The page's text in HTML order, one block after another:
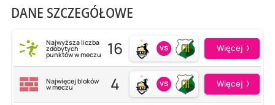
DANE SZCZEGÓŁOWE
Najwyższa liczba
zdobytych
punktów w meczu 16 vs Więcej
Najwięcej bloków
w meczu 4 vs Więcej